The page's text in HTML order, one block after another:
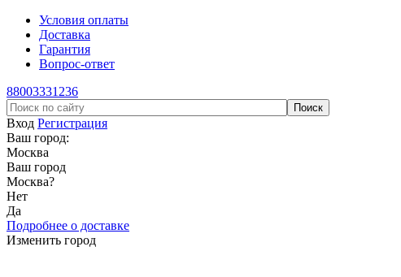
Условия оплаты
Доставка
Гарантия
Вопрос-ответ
88003331236
Вход Регистрация
Ваш город:
Москва
Ваш город
Москва?
Нет
Да
Подробнее о доставке
Изменить город